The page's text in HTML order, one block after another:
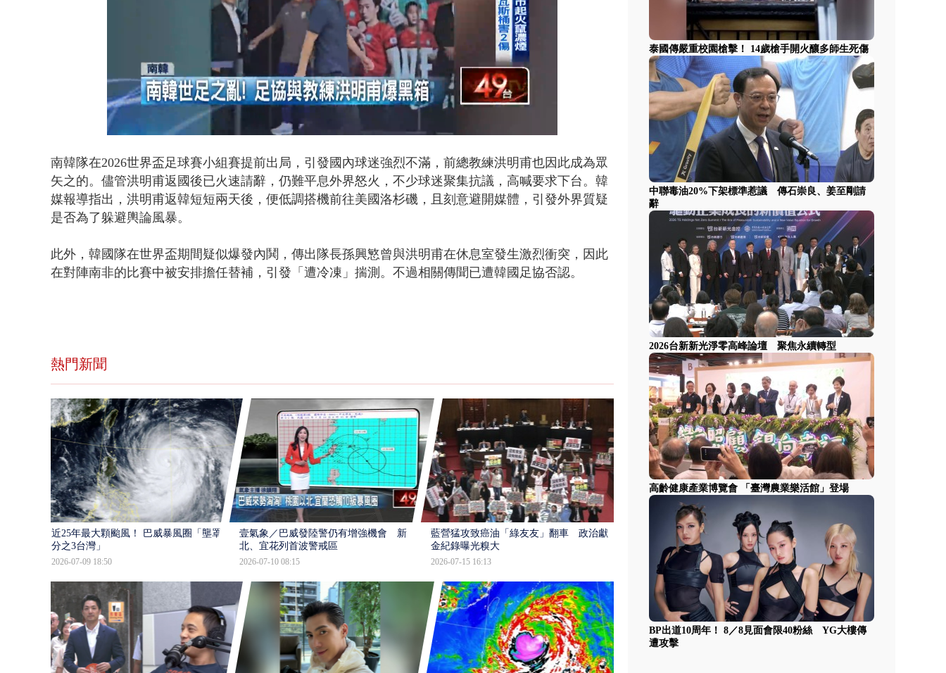
Loaded
57.59%
南韓隊在2026世界盃足球賽小組賽提前出局，引發國內球迷強烈不滿，前總教練洪明甫也因此成為眾
矢之的。儘管洪明甫返國後已火速請辭，仍難平息外界怒火，不少球迷聚集抗議，高喊要求下台。韓
媒報導指出，洪明甫返韓短短兩天後，便低調搭機前往美國洛杉磯，且刻意避開媒體，引發外界質疑
是否為了躲避輿論風暴。
此外，韓國隊在世界盃期間疑似爆發內鬨，傳出隊長孫興慜曾與洪明甫在休息室發生激烈衝突，因此
在對陣南非的比賽中被安排擔任替補，引發「遭冷凍」揣測。不過相關傳聞已遭韓國足協否認。
熱門新聞
近25年最大顆颱風！ 巴威暴風圈「壟罩4
分之3台灣」
2026-07-09 18:50
壹氣象／巴威發陸警仍有增強機會 新
北、宜花列首波警戒區
2026-07-10 08:15
藍營猛攻致癌油「綠友友」翻車 政治獻
金紀錄曝光糗大
2026-07-15 16:13
泰國傳嚴重校園槍擊！ 14歲槍手開火釀多師生死傷
中聯毒油20%下架標準惹議 傳石崇良、姜至剛請
辭
2026台新新光淨零高峰論壇 聚焦永續轉型
高齡健康產業博覽會 「臺灣農業樂活館」登場
BP出道10周年！ 8／8見面會限40粉絲 YG大樓傳
遭攻擊